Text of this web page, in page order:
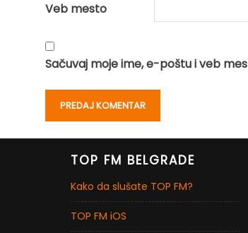
Veb mesto
Sačuvaj moje ime, e-poštu i veb
TOP FM BELGRADE
Kako da slušate TOP FM?
TOP FM iOS